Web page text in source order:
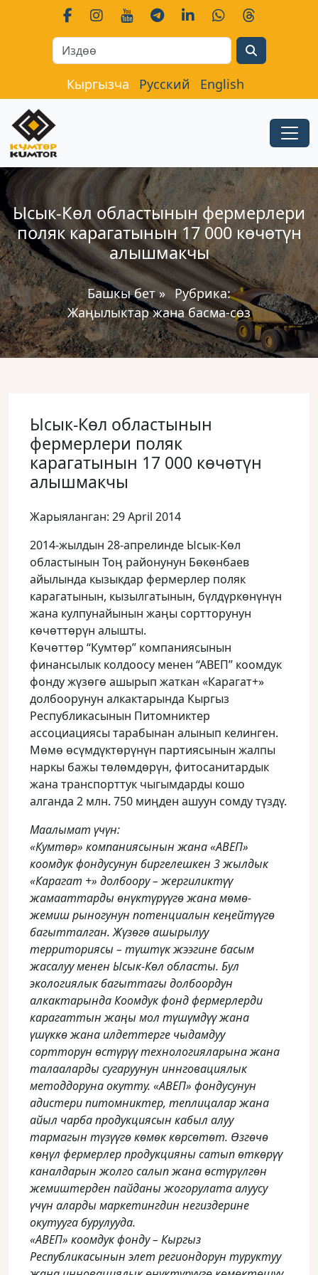
Кыргызча Русский English
Ысык-Көл областынын фермерлери
поляк карагатынын 17 000 көчөтүн
алышмакчы
Башкы бет» Рубрика:
Жаңылыктар жана басма-сөз
Ысык-Көл областынын
фермерлери поляк
карагатынын 17 000 көчөтүн
алышмакчы
Жарыяланган: 29 April 2014
2014-жылдын 28-апрелинде Ысык-Көл
областынын Тоӊ районунун Бөкөнбаев
айылында кызыкдар фермерлер поляк
карагатынын, кызылгатынын, бүлдүркөнүнүн
жана кулпунайынын жаӊы сортторунун
көчөттөрүн алышты.
Көчөттөр “Кумтөр” компаниясынын
финансылык колдоосу менен “АВЕП” коомдук
фонду жүзөгө ашырып жаткан «Карагат+»
долбоорунун алкактарында Кыргыз
Республикасынын Питомниктер
ассоциациясы тарабынан алынып келинген.
Мөмө өсүмдүктөрүнүн партиясынын жалпы
наркы бажы төлөмдөрүн, фитосанитардык
жана транспорттук чыгымдарды кошо
алганда 2 млн. 750 миӊден ашуун сомду түздү.
Маалымат үчүн:
«Кумтөр» компаниясынын жана «АВЕП»
коомдук фондусунун биргелешкен 3 жылдык
«Карагат +» долбоору – жергиликтүү
жамааттарды өнүктүрүүгө жана мөмө-
жемиш рыногунун потенциалын кеӊейтүүгө
багытталган. Жүзөгө ашырылуу
территориясы – түштүк жээгине басым
жасалуу менен Ысык-Көл областы. Бул
экологиялык багыттагы долбоордун
алкактарында Коомдук фонд фермерлерди
карагаттын жаӊы мол түшүмдүү жана
үшүккө жана илдеттерге чыдамдуу
сортторун өстүрүү технологияларына жана
талааларды сугаруунун иннговациялык
методдоруна окутту. «АВЕП» фондусунун
адистери питомниктер, теплицалар жана
айыл чарба продукциясын кабыл алуу
тармагын түзүүгө көмөк көрсөтөт. Өзгөчө
көӊүл фермерлер продукцияны сатып өткөрүү
каналдарын жолго салып жана өстүрүлгөн
жемиштерден пайданы жогорулата алуусу
үчүн аларды маркетингдин негиздерине
окутууга бурулууда.
«АВЕП» коомдук фонду – Кыргыз
Республикасынын элет региондорун туруктуу